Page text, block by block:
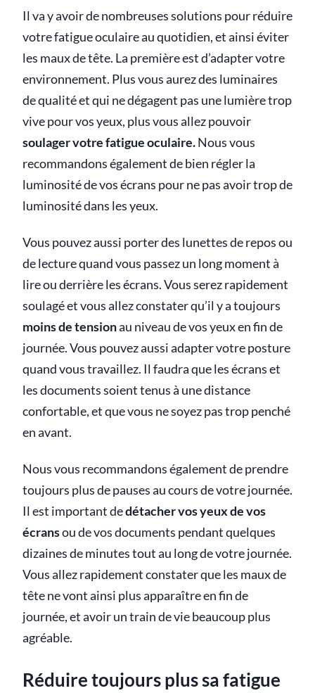
Il va y avoir de nombreuses solutions pour réduire
votre fatigue oculaire au quotidien, et ainsi éviter
les maux de tête. La première est d’adapter votre
environnement. Plus vous aurez des luminaires
de qualité et qui ne dégagent pas une lumière trop
vive pour vos yeux, plus vous allez pouvoir
soulager votre fatigue oculaire.Nous vous
recommandons également de bien régler la
luminosité de vos écrans pour ne pas avoir trop de
luminosité dans les yeux.
Vous pouvez aussi porter des lunettes de repos ou
de lecture quand vous passez un long moment à
lire ou derrière les écrans. Vous serez rapidement
soulagé et vous allez constater qu’il y a toujours
moins de tensionau niveau de vos yeux en fin de
journée. Vous pouvez aussi adapter votre posture
quand vous travaillez. Il faudra que les écrans et
les documents soient tenus à une distance
confortable, et que vous ne soyez pas trop penché
en avant.
Nous vous recommandons également de prendre
toujours plus de pauses au cours de votre journée.
Il est important dedétacher vos yeux de vos
écransou de vos documents pendant quelques
dizaines de minutes tout au long de votre journée.
Vous allez rapidement constater que les maux de
tête ne vont ainsi plus apparaître en fin de
journée, et avoir un train de vie beaucoup plus
agréable.
Réduire toujours plus sa fatigue